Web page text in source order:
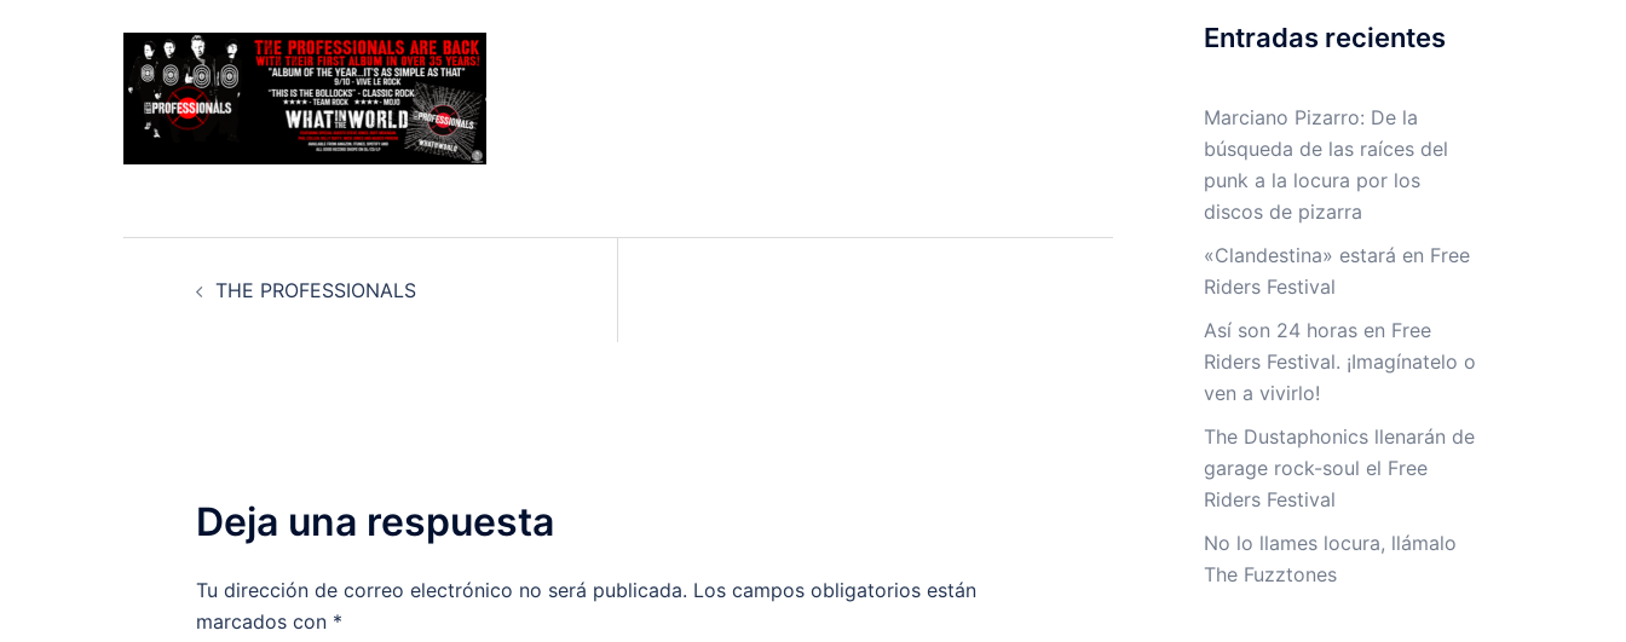
THE PROFESSIONALS
Deja una respuesta
Tu dirección de correo electrónico no será publicada. Los campos obligatorios están
marcados con *
Entradas recientes
Marciano Pizarro: De la
búsqueda de las raíces del
punk a la locura por los
discos de pizarra
«Clandestina» estará en Free
Riders Festival
Así son 24 horas en Free
Riders Festival. ¡Imagínatelo o
ven a vivirlo!
The Dustaphonics llenarán de
garage rock-soul el Free
Riders Festival
No lo llames locura, llámalo
The Fuzztones